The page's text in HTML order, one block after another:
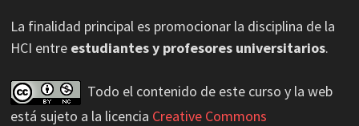
La finalidad principal es promocionar la disciplina de la
HCI entre estudiantes y profesores universitarios.
Todo el contenido de este curso y la web
está sujeto a la licencia Creative Commons